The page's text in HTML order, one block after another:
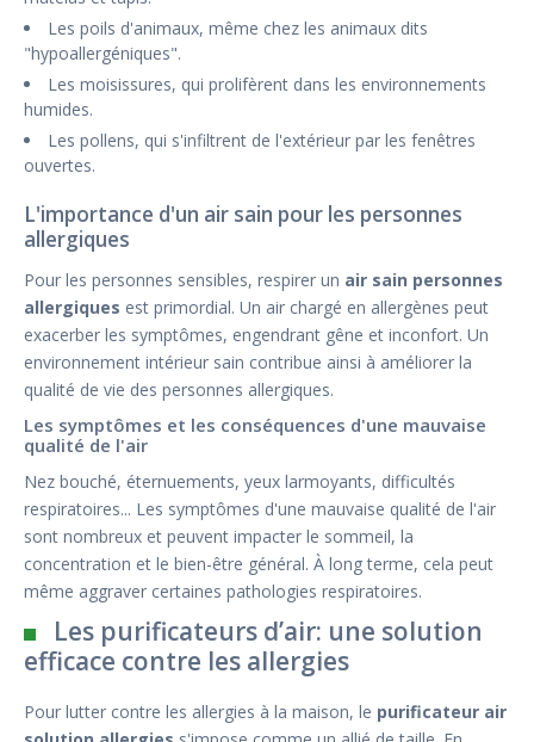
Les poils d'animaux, même chez les animaux dits
"hypoallergéniques".
Les moisissures, qui prolifèrent dans les environnements
humides.
Les pollens, qui s'infiltrent de l'extérieur par les fenêtres
ouvertes.
L'importance d'un air sain pour les personnes
allergiques
Pour les personnes sensibles, respirer un air sain personnes
allergiques est primordial. Un air chargé en allergènes peut
exacerber les symptômes, engendrant gêne et inconfort. Un
environnement intérieur sain contribue ainsi à améliorer la
qualité de vie des personnes allergiques.
Les symptômes et les conséquences d'une mauvaise
qualité de l'air
Nez bouché, éternuements, yeux larmoyants, difficultés
respiratoires... Les symptômes d'une mauvaise qualité de l'air
sont nombreux et peuvent impacter le sommeil, la
concentration et le bien-être général. À long terme, cela peut
même aggraver certaines pathologies respiratoires.
Les purificateurs d’air: une solution
efficace contre les allergies
Pour lutter contre les allergies à la maison, le purificateur air